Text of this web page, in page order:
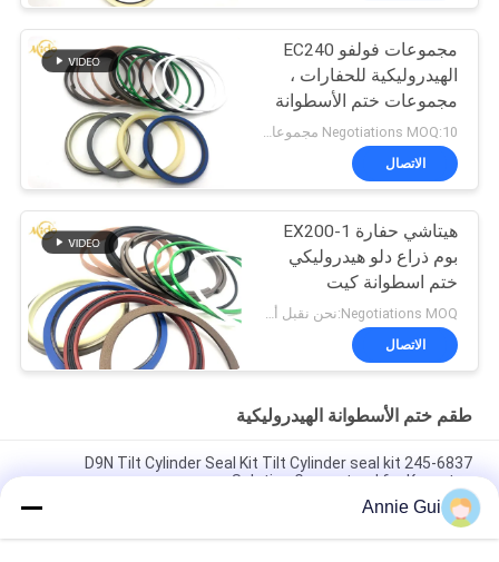
مجموعات فولفو EC240
الهيدروليكية للحفارات ،
مجموعات ختم الأسطوانة
عالية الفعالية
Negotiations MOQ:10 مجموعات
الاتصال
هيتاشي حفارة EX200-1
بوم ذراع دلو هيدروليكي
ختم اسطوانة كيت
الاتصال
طقم ختم الأسطوانة الهيدروليكية
245-6837 D9N Tilt Cylinder Seal Kit Tilt Cylinder seal kit
Solution Guaranteed for Komatsu
هيتاشي EX1200-5C EX1200-5D ZX1000K-3
Annie Gui